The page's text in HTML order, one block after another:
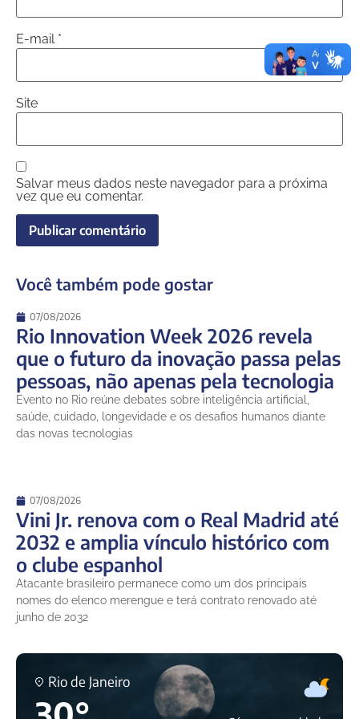
E-mail *
Site
Salvar meus dados neste navegador para a próxima
vez que eu comentar.
Você também pode gostar
07/08/2026
Rio Innovation Week 2026 revela
que o futuro da inovação passa pelas
pessoas, não apenas pela tecnologia
Evento no Rio reúne debates sobre inteligência artificial,
saúde, cuidado, longevidade e os desafios humanos diante
das novas tecnologias
07/08/2026
Vini Jr. renova com o Real Madrid até
2032 e amplia vínculo histórico com
o clube espanhol
Atacante brasileiro permanece como um dos principais
nomes do elenco merengue e terá contrato renovado até
junho de 2032
Rio de Janeiro